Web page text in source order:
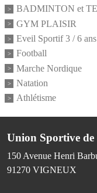
BADMINTON et
GYM PLAISIR
Eveil Sportif 3 / 6 ans
Football
Marche Nordique
Natation
Athlétisme
Union Sportive
150 Avenue Henri
91270 VIGNEUX